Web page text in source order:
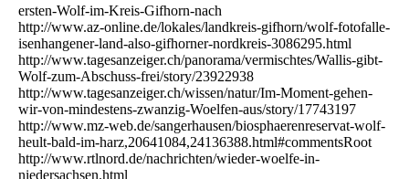
ersten-Wolf-im-Kreis-Gifhorn-nach
http://www.az-online.de/lokales/landkreis-gifhorn/wolf-fotofalle-
isenhangener-land-also-gifhorner-nordkreis-3086295.html
http://www.tagesanzeiger.ch/panorama/vermischtes/Wallis-gibt-
Wolf-zum-Abschuss-frei/story/23922938
http://www.tagesanzeiger.ch/wissen/natur/Im-Moment-gehen-
wir-von-mindestens-zwanzig-Woelfen-aus/story/17743197
http://www.mz-web.de/sangerhausen/biosphaerenreservat-wolf-
heult-bald-im-harz,20641084,24136388.html#commentsRoot
http://www.rtlnord.de/nachrichten/wieder-woelfe-in-
niedersachsen.html